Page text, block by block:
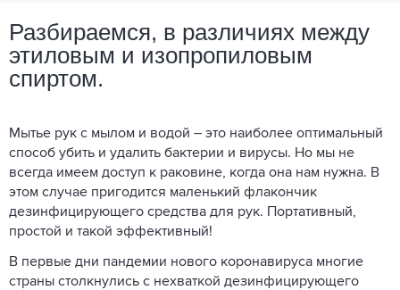
Разбираемся, в различиях между
этиловым и изопропиловым
спиртом.
Мытье рук с мылом и водой – это наиболее оптимальный
способ убить и удалить бактерии и вирусы. Но мы не
всегда имеем доступ к раковине, когда она нам нужна. В
этом случае пригодится маленький флакончик
дезинфицирующего средства для рук. Портативный,
простой и такой эффективный!
В первые дни пандемии нового коронавируса многие
страны столкнулись с нехваткой дезинфицирующего